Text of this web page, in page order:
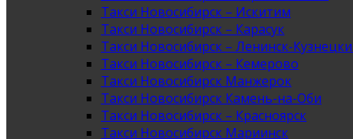
Такси Новосибирск – Искитим
Такси Новосибирск – Карасук
Такси Новосибирск – Ленинск-
Такси Новосибирск – Кемерово
Такси Новосибирск Манжерок
Такси Новосибирск Камень-на-Оби
Такси Новосибирск – Красноярск
Такси Новосибирск Мариинск